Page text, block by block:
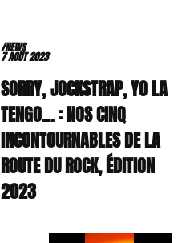
/NEWS
7 AOÛT 2023
SORRY, JOCKSTRAP, YO LA
TENGO… : NOS CINQ
INCONTOURNABLES DE LA
ROUTE DU ROCK, ÉDITION
2023